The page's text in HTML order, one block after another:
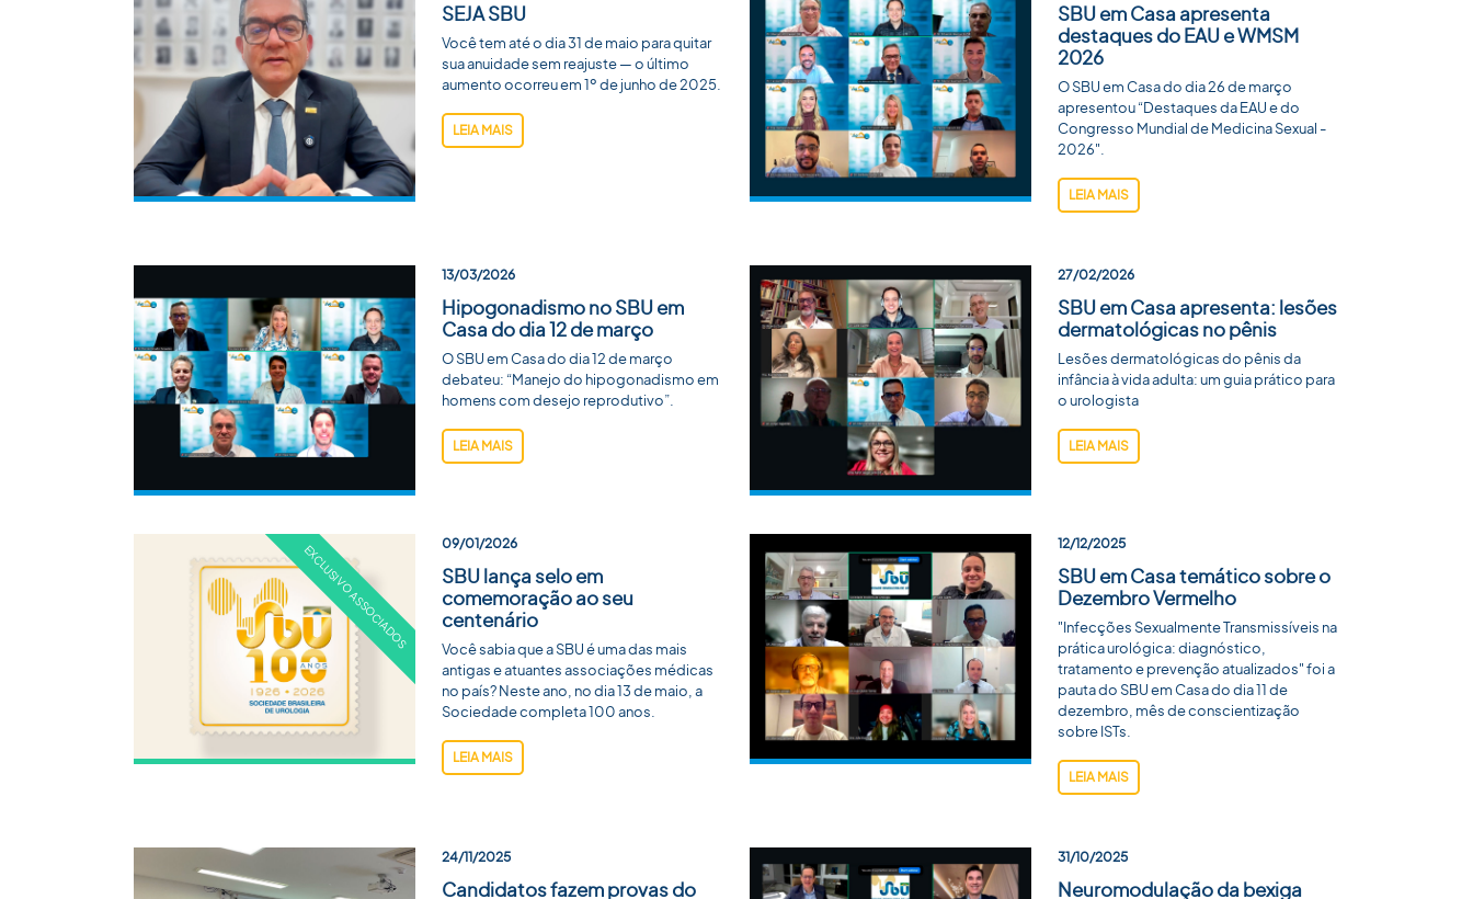
SEJA SBU
Você tem até o dia 31 de maio para quitar
sua anuidade sem reajuste — o último
aumento ocorreu em 1º de junho de 2025.
LEIA MAIS
SBU em Casa apresenta
destaques do EAU e WMSM
2026
O SBU em Casa do dia 26 de março
apresentou “Destaques da EAU e do
Congresso Mundial de Medicina Sexual -
2026".
LEIA MAIS
13/03/2026
Hipogonadismo no SBU em
Casa do dia 12 de março
O SBU em Casa do dia 12 de março
debateu: “Manejo do hipogonadismo em
homens com desejo reprodutivo”.
LEIA MAIS
27/02/2026
SBU em Casa apresenta: lesões
dermatológicas no pênis
Lesões dermatológicas do pênis da
infância à vida adulta: um guia prático para
o urologista
LEIA MAIS
09/01/2026
SBU lança selo em
comemoração ao seu
centenário
Você sabia que a SBU é uma das mais
antigas e atuantes associações médicas
no país? Neste ano, no dia 13 de maio, a
Sociedade completa 100 anos.
LEIA MAIS
12/12/2025
SBU em Casa temático sobre o
Dezembro Vermelho
"Infecções Sexualmente Transmissíveis na
prática urológica: diagnóstico,
tratamento e prevenção atualizados" foi a
pauta do SBU em Casa do dia 11 de
dezembro, mês de conscientização
sobre ISTs.
LEIA MAIS
24/11/2025
Candidatos fazem provas do
31/10/2025
Neuromodulação da bexiga